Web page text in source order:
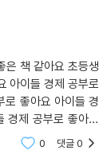
은 책 같아요 초등생
0 댓글0